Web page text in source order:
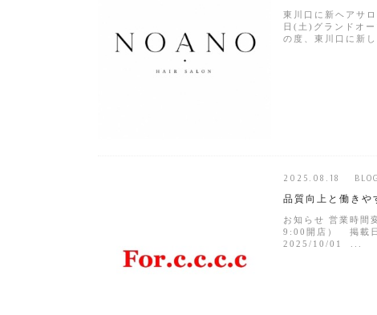
東川口に新ヘアサ
日(土)グランドオ
の度、東川口に新
2025.08.18 BLOG
品質向上と働きや
お知らせ 営業時間
9:00開店） 掲載日
2025/10/01 ...